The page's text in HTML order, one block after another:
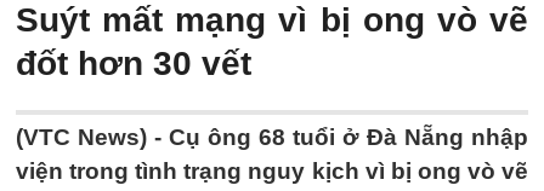
Suýt mất mạng vì bị ong vò vẽ
đốt hơn 30 vết
(VTC News) - Cụ ông 68 tuổi ở Đà Nẵng nhập
viện trong tình trạng nguy kịch vì bị ong vò vẽ